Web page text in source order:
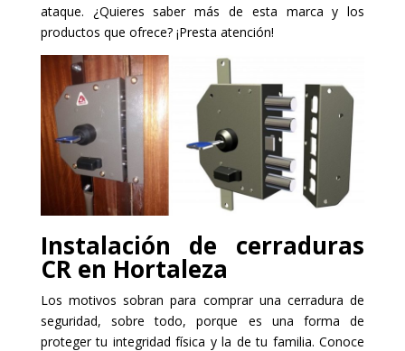
ataque. ¿Quieres saber más de esta marca y los
productos que ofrece? ¡Presta atención!
Instalación de cerraduras
CR en Hortaleza
Los motivos sobran para comprar una cerradura de
seguridad, sobre todo, porque es una forma de
proteger tu integridad física y la de tu familia. Conoce